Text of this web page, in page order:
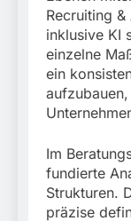
Recruiting
inklusive KI
einzelne
ein
Im
fundierte
Strukturen.
präzise